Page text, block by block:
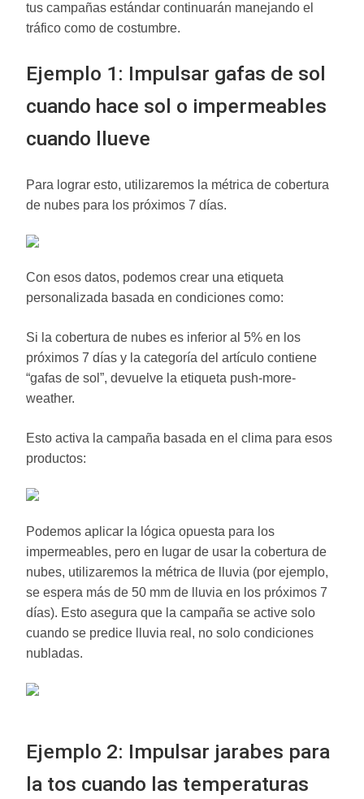
tus campañas estándar continuarán manejando el
tráfico como de costumbre.
Ejemplo 1: Impulsar gafas de sol
cuando hace sol o impermeables
cuando llueve
Para lograr esto, utilizaremos la métrica de cobertura
de nubes para los próximos 7 días.
Con esos datos, podemos crear una etiqueta
personalizada basada en condiciones como:
Si la cobertura de nubes es inferior al 5% en los
próximos 7 días y la categoría del artículo contiene
“gafas de sol”, devuelve la etiqueta push-more-
weather.
Esto activa la campaña basada en el clima para esos
productos:
Podemos aplicar la lógica opuesta para los
impermeables, pero en lugar de usar la cobertura de
nubes, utilizaremos la métrica de lluvia (por ejemplo,
se espera más de 50 mm de lluvia en los próximos 7
días). Esto asegura que la campaña se active solo
cuando se predice lluvia real, no solo condiciones
nubladas.
Ejemplo 2: Impulsar jarabes para
la tos cuando las temperaturas